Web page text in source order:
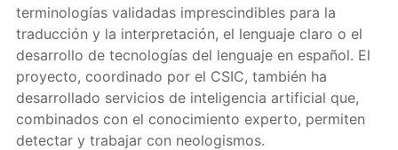
terminologías validadas imprescindibles para la
traducción y la interpretación, el lenguaje claro o el
desarrollo de tecnologías del lenguaje en español. El
proyecto, coordinado por el CSIC, también ha
desarrollado servicios de inteligencia artificial que,
combinados con el conocimiento experto, permiten
detectar y trabajar con neologismos.